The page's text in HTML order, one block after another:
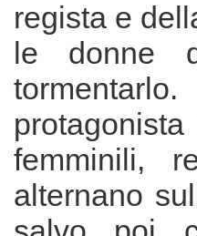
regista e
le donne
femminili,
alternano